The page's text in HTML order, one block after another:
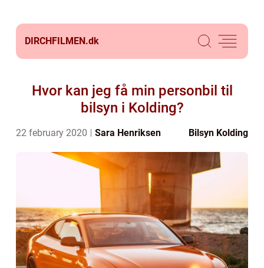
DIRCHFILMEN.dk
Hvor kan jeg få min personbil til
bilsyn i Kolding?
22 february 2020 Sara Henriksen Bilsyn Kolding